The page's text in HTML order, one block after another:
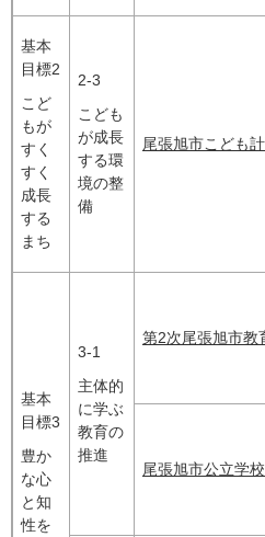
基本
目標2
こど
もが
すく
すく
成長
する
まち
2-3
こども
が成長
する環
境の整
備
尾張旭市こども
基本
目標3
豊か
な心
と知
性を
3-1
主体的
に学ぶ
教育の
推進
第2次尾張旭市教
尾張旭市公立学